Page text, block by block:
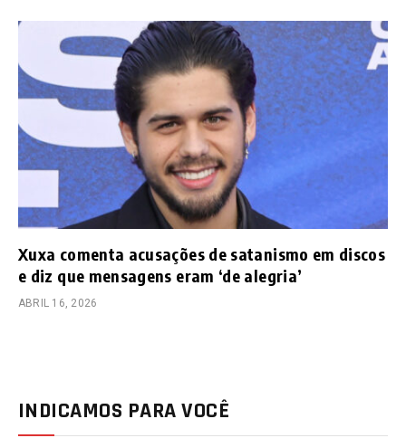
Xuxa comenta acusações de satanismo em discos
e diz que mensagens eram ‘de alegria’
ABRIL 16, 2026
INDICAMOS PARA VOCÊ